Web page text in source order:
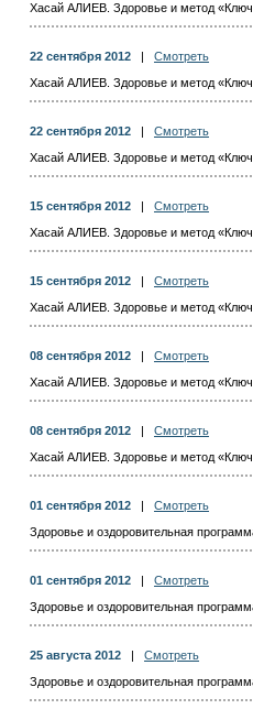
Хасай АЛИЕВ. Здоровье и метод
22 сентября 2012
Смотреть
Хасай АЛИЕВ. Здоровье и метод
22 сентября 2012
Смотреть
Хасай АЛИЕВ. Здоровье и метод
15 сентября 2012
Смотреть
Хасай АЛИЕВ. Здоровье и метод
15 сентября 2012
Смотреть
Хасай АЛИЕВ. Здоровье и метод
08 сентября 2012
Смотреть
Хасай АЛИЕВ. Здоровье и метод
08 сентября 2012
Смотреть
Хасай АЛИЕВ. Здоровье и метод
01 сентября 2012
Смотреть
Здоровье и оздоровительная
01 сентября 2012
Смотреть
Здоровье и оздоровительная
25 августа 2012
Смотреть
Здоровье и оздоровительная